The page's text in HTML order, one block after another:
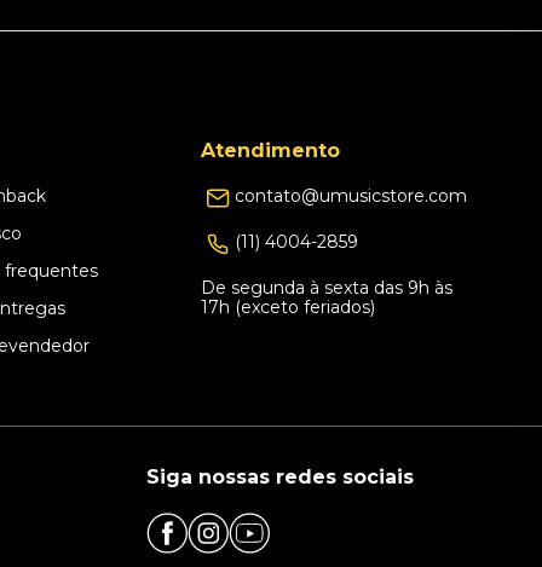
frequentes
Atendimento
contato@umusicstore.com
(11) 4004-2859
De segunda à sexta das 9h às
17h (exceto feriados)
Siga nossas redes sociais